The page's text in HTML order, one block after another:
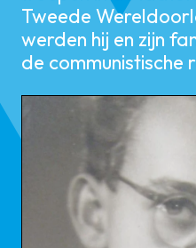
Tweede
werden hij en zijn
de communistische